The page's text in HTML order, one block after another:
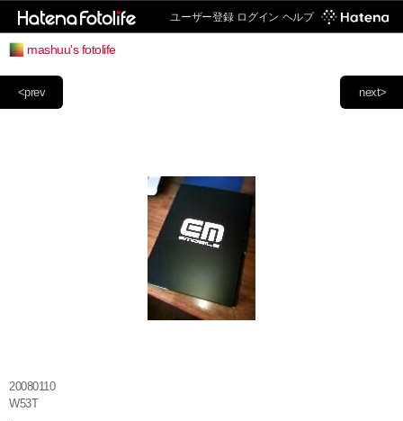
ユーザー登録 ログイン ヘルプ
mashuu's fotolife
next>
<prev
20080110
W53T